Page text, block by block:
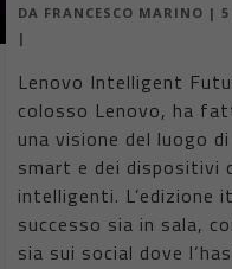
DA FRANCESCO MARINO |
|
Lenovo Intelligent
colosso Lenovo, ha
una visione del luogo
smart e dei dispositivi
intelligenti. L’edizione
successo sia in sala,
sia sui social dove